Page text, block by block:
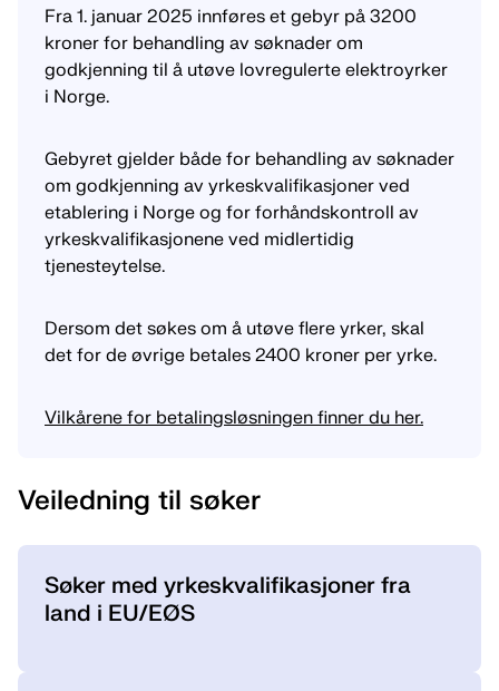
Fra 1. januar 2025 innføres et gebyr på 3200
kroner for behandling av søknader om
godkjenning til å utøve lovregulerte elektroyrker
i Norge.
Gebyret gjelder både for behandling av søknader
om godkjenning av yrkeskvalifikasjoner ved
etablering i Norge og for forhåndskontroll av
yrkeskvalifikasjonene ved midlertidig
tjenesteytelse.
Dersom det søkes om å utøve flere yrker, skal
det for de øvrige betales 2400 kroner per yrke.
Vilkårene for betalingsløsningen finner du her.
Veiledning til søker
Søker med yrkeskvalifikasjoner fra
land i EU/EØS